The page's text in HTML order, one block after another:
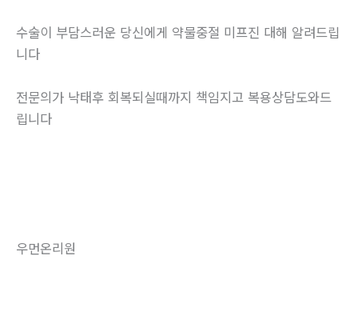
수술이 부담스러운 당신에게 약물중절 미프진 대해 알려드립
니다
전문의가 낙태후 회복되실때까지 책임지고 복용상담도와드
립니다
우먼온리원